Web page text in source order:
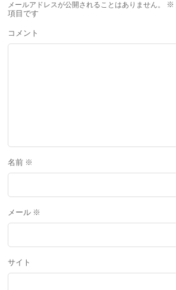
メールアドレスが公開されることはありません。 ※
項目です
コメント
名前 ※
メール ※
サイト